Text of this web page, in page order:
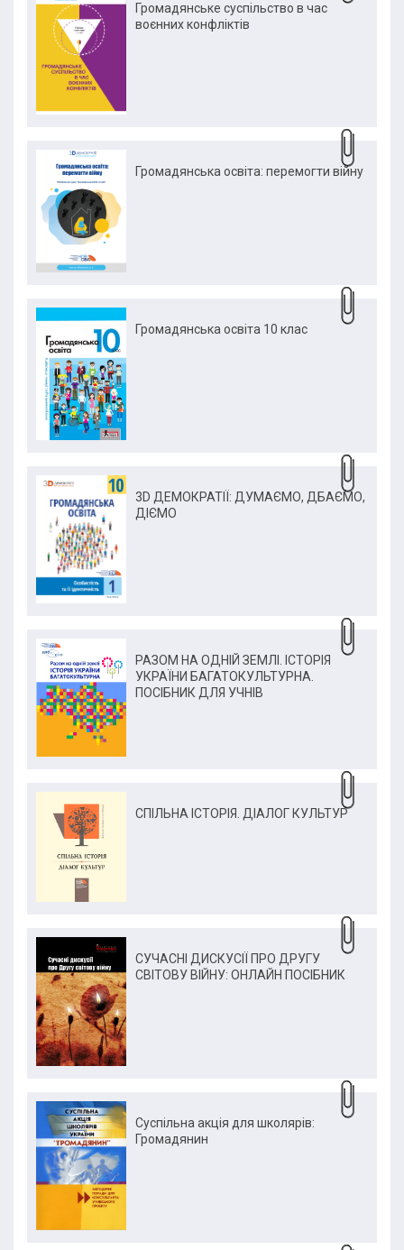
Громадянське суспільство в час
воєнних конфліктів
Громадянська освіта: перемогти війну
Громадянська освіта 10 клас
3D ДЕМОКРАТІЇ: ДУМАЄМО, ДБАЄМО,
ДІЄМО
РАЗОМ НА ОДНІЙ ЗЕМЛІ. ІСТОРІЯ
УКРАЇНИ БАГАТОКУЛЬТУРНА.
ПОСІБНИК ДЛЯ УЧНІВ
СПІЛЬНА ІСТОРІЯ. ДІАЛОГ КУЛЬТУР
СУЧАСНІ ДИСКУСІЇ ПРО ДРУГУ
СВІТОВУ ВІЙНУ: ОНЛАЙН ПОСІБНИК
Суспільна акція для школярів:
Громадянин